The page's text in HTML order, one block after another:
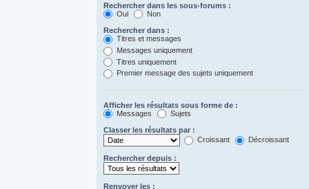
Rechercher dans les sous-forums :
Oui
Non
Rechercher dans :
Titres et messages
Messages uniquement
Titres uniquement
Premier message des sujets uniquement
Afficher les résultats sous forme de :
Messages
Sujets
Classer les résultats par :
Croissant
Décroissant
Rechercher depuis :
Renvoyer les :